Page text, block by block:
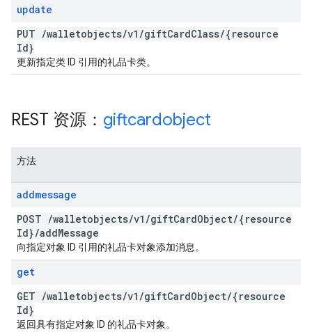
update
PUT /walletobjects/v1 /giftCardClass/{resource
Id}
更新指定类 ID 引用的礼品卡类。
REST 资源： giftcardobject
方法
addmessage
POST /walletobjects/v1 /giftCardObject/{resource
Id}/addMessage
向指定对象 ID 引用的礼品卡对象添加消息。
get
GET /walletobjects/v1 /giftCardObject/{resource
Id}
返回具有指定对象 ID 的礼品卡对象。